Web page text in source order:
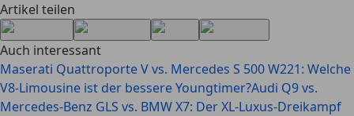
Artikel teilen
Auch interessant
Maserati Quattroporte V vs. Mercedes S 500 W221: Welche
V8-Limousine ist der bessere Youngtimer?Audi Q9 vs.
Mercedes-Benz GLS vs. BMW X7: Der XL-Luxus-Dreikampf